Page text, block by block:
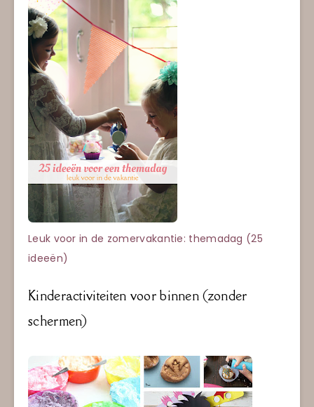
Leuk voor in de zomervakantie: themadag (25
ideeën)
Kinderactiviteiten voor binnen (zonder
schermen)